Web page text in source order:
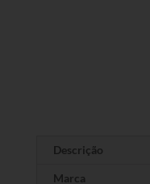
Descrição
Marca